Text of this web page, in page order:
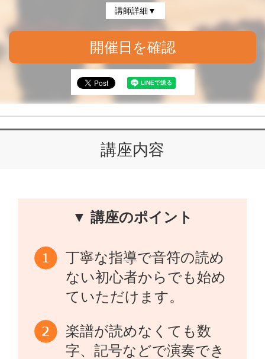
講師詳細▼
開催日を確認
講座内容
▼ 講座のポイント
丁寧な指導で音符の読め
ない初心者からでも始め
ていただけます。
楽譜が読めなくても数
字、記号などで演奏でき